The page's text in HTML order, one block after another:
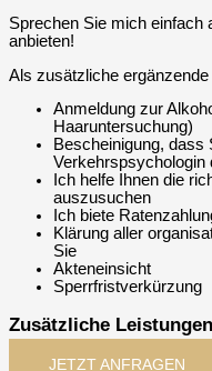
Sprechen Sie mich einfach
anbieten!
Als zusätzliche
Anmeldung zur
Haaruntersuchung)
Bescheinigung, dass
Verkehrspsychologin
Ich helfe Ihnen die
auszusuchen
Ich biete
Klärung aller
Sie
Akteneinsicht
Sperrfristverkürzung
Zusätzliche Leistungen
JETZT ANFRAGEN